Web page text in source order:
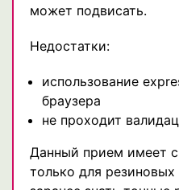
может подвисать.
Недостатки:
использование
браузера
не проходит
Данный прием имеет
только для резиновых